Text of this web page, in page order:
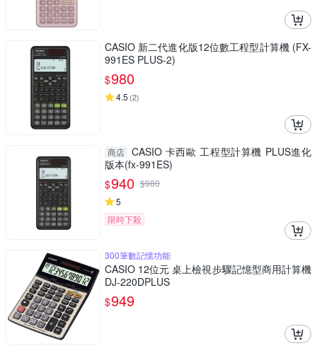
CASIO 新二代進化版12位數工程型計算機 (FX-
991ES PLUS-2)
$980
4.5 (2)
商店 CASIO 卡西歐 工程型計算機 PLUS進化
版本(fx-991ES)
$940 $980
5
限時下殺
300筆數記憶功能
CASIO 12位元 桌上檢視步驟記憶型商用計算機
DJ-220DPLUS
$949